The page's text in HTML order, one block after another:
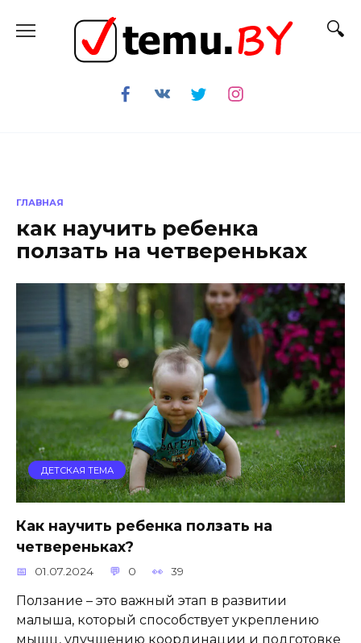
содержанию
ГЛАВНАЯ
как научить ребенка
ползать на четвереньках
ДЕТСКАЯ ТЕМА
Как научить ребенка ползать на
четвереньках?
01.07.2024 0 39
Ползание – это важный этап в развитии
малыша, который способствует укреплению
мышц, улучшению координации и подготовке